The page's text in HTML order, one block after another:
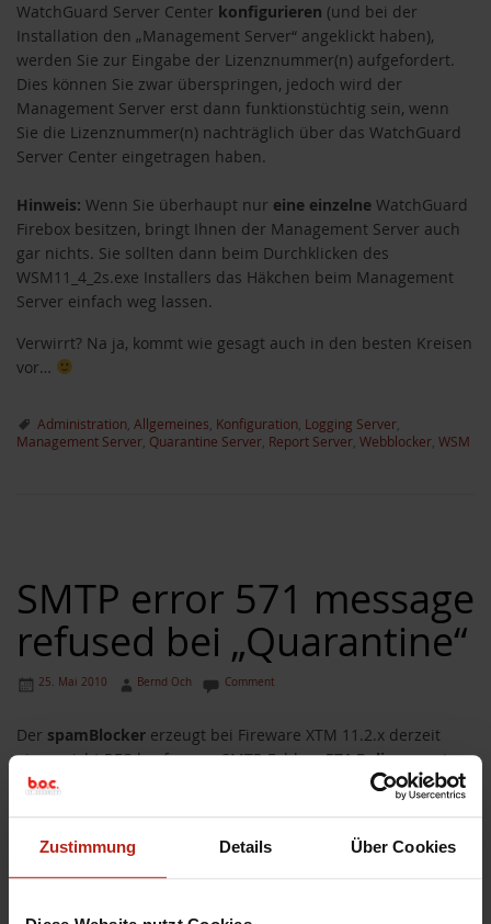
Zustimmung Details Über Cookies
WatchGuard Server Center konfigurieren (und bei der
Installation den „Management Server“ angeklickt haben),
werden Sie zur Eingabe der Lizenznummer(n) aufgefordert.
Dies können Sie zwar überspringen, jedoch wird der
Management Server erst dann funktionstüchtig sein, wenn
Sie die Lizenznummer(n) nachträglich über das WatchGuard
Server Center eingetragen haben.
Hinweis: Wenn Sie überhaupt nur eine einzelne WatchGuard
Firebox besitzen, bringt Ihnen der Management Server auch
gar nichts. Sie sollten dann beim Durchklicken des
WSM11_4_2s.exe Installers das Häkchen beim Management
Server einfach weg lassen.
Verwirrt? Na ja, kommt wie gesagt auch in den besten Kreisen
vor…
Administration Allgemeines Konfiguration Logging Server
Management Server Quarantine Server Report Server Webblocker WSM
SMTP error 571 message
refused bei „Quarantine“
25. Mai 2010 Bernd Och Comment
Der spamBlocker erzeugt bei Fireware XTM 11.2.x derzeit
einen nicht RFC-konformen SMTP-Fehler„571 Delivery not
authorized, message refused“
, wenn eine E-Mail vom SMTP-
verschoben wird. Korrekt
worden ist. Dieser Fall wird jedoch in der Praxis nur selten
auftreten, da legitime E-Mails in der Regel nicht als „Bulk“